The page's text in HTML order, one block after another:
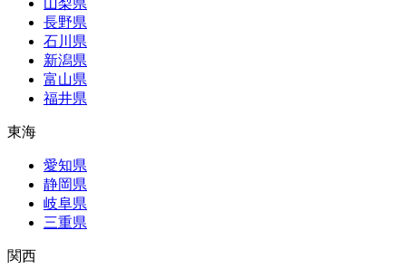
長野県
石川県
新潟県
富山県
福井県
東海
愛知県
静岡県
岐阜県
三重県
関西